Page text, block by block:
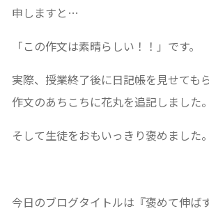
申しますと…
「この作文は素晴らしい！！」です。
実際、授業終了後に日記帳を見せても
作文のあちこちに花丸を追記しました。
そして生徒をおもいっきり褒めました。
今日のブログタイトルは『褒めて伸ば